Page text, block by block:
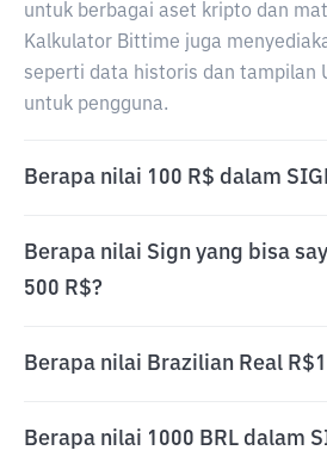
untuk berbagai aset kripto dan
Kalkulator Bittime juga
seperti data historis dan tampilan
untuk pengguna.
Berapa nilai 100 R$ dalam
Berapa nilai Sign yang bisa
500 R$?
Berapa nilai Brazilian Real
Berapa nilai 1000 BRL dalam